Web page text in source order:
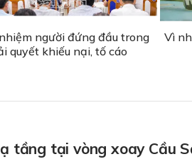
người đứng đầu trong
quyết khiếu nại, tố cáo
Vì
tầng tại vòng xoay Cầu